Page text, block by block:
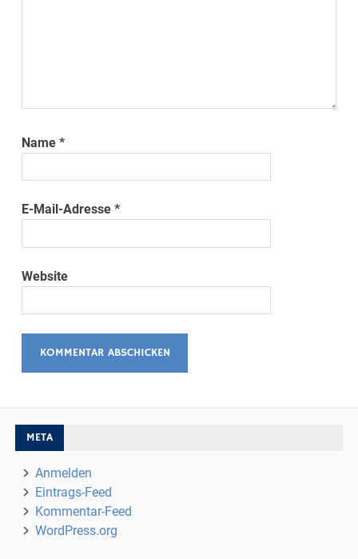
Name*
E-Mail-Adresse*
Website
META
Anmelden
Eintrags-Feed
Kommentar-Feed
WordPress.org